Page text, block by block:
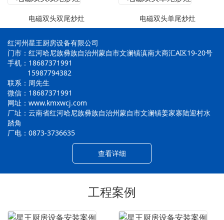
电磁双头双尾炒灶 电磁双头单尾炒灶
红河州星王厨房设备有限公司
门市：红河哈尼族彝族自治州蒙自市文澜镇滇南大商汇A区19-20号
手机：18687371991
15987794382
联系：周先生
微信：18687371991
网址：www.kmxwcj.com
厂址：云南省红河哈尼族彝族自治州蒙自市文澜镇姜家寨陆迎村水
踏角
厂电：0873-3736635
查看详细
工程案例